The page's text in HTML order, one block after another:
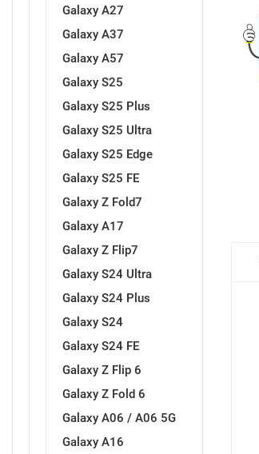
Galaxy A27
Galaxy A37
Galaxy A57
Galaxy S25
Galaxy S25 Plus
Galaxy S25 Ultra
Galaxy S25 Edge
Galaxy S25 FE
Galaxy Z Fold7
Galaxy A17
Galaxy Z Flip7
Galaxy S24 Ultra
Galaxy S24 Plus
Galaxy S24
Galaxy S24 FE
Galaxy Z Flip 6
Galaxy Z Fold 6
Galaxy A06 / A06 5G
Galaxy A16
Gym
Sleng
Životinjsko carstvo
Svemirska kolekcija
Univerzalno kaljeno staklo